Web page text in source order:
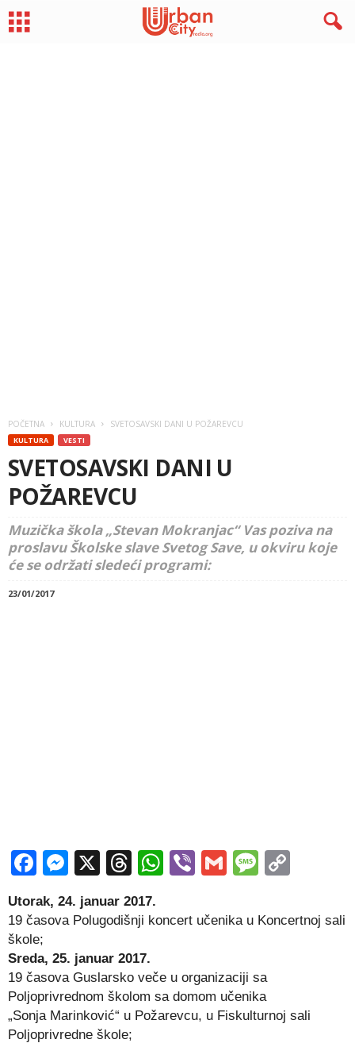
POČETNA KULTURA SVETOSAVSKI DANI U POŽAREVCU
KULTURA VESTI
SVETOSAVSKI DANI U
POŽAREVCU
Muzička škola „Stevan Mokranjac“ Vas poziva na
proslavu Školske slave Svetog Save, u okviru koje
će se održati sledeći programi:
23/01/2017
Facebook
Messenger
X Threads
WhatsApp
ViberGmail
Utorak, 24. januar 2017.
19 časova Polugodišnji koncert učenika u Koncertnoj sali
škole;
Sreda, 25. januar 2017.
19 časova Guslarsko veče u organizaciji sa
Poljoprivrednom školom sa domom učenika
„Sonja Marinković“ u Požarevcu, u Fiskulturnoj sali
Poljoprivredne škole;